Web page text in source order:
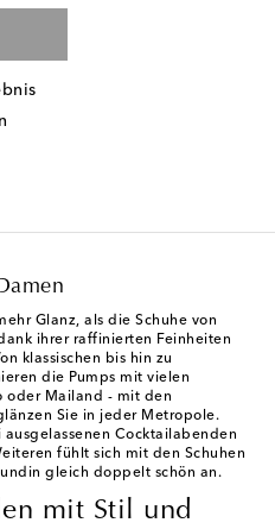
Glanz, als die Schuhe von
ihrer raffinierten Feinheiten
klassischen bis hin zu
die Pumps mit vielen
oder Mailand - mit den
Sie in jeder Metropole.
Cocktailabenden
fühlt sich mit den Schuhen
gleich doppelt schön an.
mit Stil und